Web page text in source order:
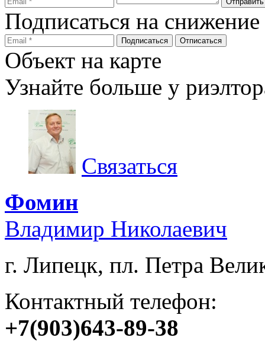
Подписаться на
Объект на карте
Узнайте больше у
Связаться
Фомин
Владимир Николаевич
г. Липецк, пл. Петра
Контактный телефон:
+7(903)643-89-38